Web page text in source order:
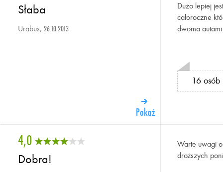
Słaba
Urabus, 26.10.2013
Pokaż
Dużo lepiej
całoroczne
dwoma
16 osób
4,0
Dobra!
Warte uwagi
droższych